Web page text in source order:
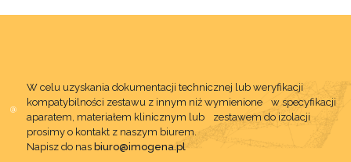
W celu uzyskania dokumentacji technicznej lub weryfikacji
kompatybilności zestawu z innym niż wymienione w specyfikacji
aparatem, materiałem klinicznym lub zestawem do izolacji
prosimy o kontakt z naszym biurem.
Napisz do nas biuro@imogena.pl